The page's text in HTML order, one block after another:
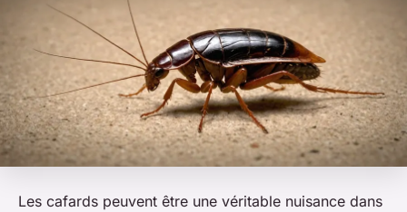
Les cafards peuvent être une véritable nuisance dans